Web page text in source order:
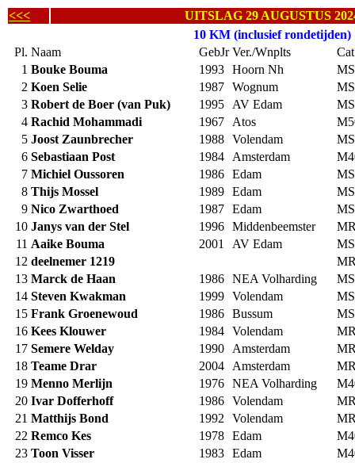
<<<
UITSLAG 29 AUGUSTUS
10 KM (inclusief rondetijden)
Pl. Naam GebJr Ver./Wnplts
1 Bouke Bouma 1993 Hoorn Nh
2 Koen Selie 1987 Wognum
3 Robert de Boer (van Puk) 1995 AV Edam
4 Rachid Mohammadi 1967 Atos
5 Joost Zaunbrecher 1988 Volendam
6 Sebastiaan Post 1984 Amsterdam
7 Michiel Oussoren 1986 Edam
8 Thijs Mossel 1989 Edam
9 Nico Zwarthoed 1987 Edam
10 Janys van der Stel 1996 Middenbeemster
11 Aaike Bouma 2001 AV Edam
12 deelnemer 1219
13 Marck de Haan 1986 NEA Volharding
14 Steven Kwakman 1999 Volendam
15 Frank Groenewoud 1986 Bussum
16 Kees Klouwer 1984 Volendam
17 Semere Welday 1990 Amsterdam
18 Teame Drar 2004 Amsterdam
19 Menno Merlijn 1976 NEA Volharding
20 Ivar Dofferhoff 1986 Volendam
21 Matthijs Bond 1992 Volendam
22 Remco Kes 1978 Edam
23 Toon Visser 1983 Edam